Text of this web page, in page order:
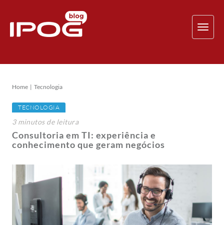
Home Tecnologia
TECNOLOGIA
3 minutosde leitura
Consultoria em TI: experiência e
conhecimento que geram negócios